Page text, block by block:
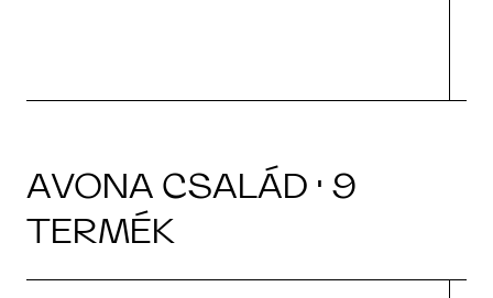
AVONA CSALÁD · 9
TERMÉK